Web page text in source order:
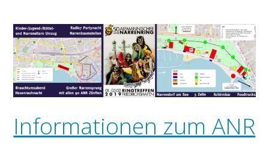
Informationen zum ANR